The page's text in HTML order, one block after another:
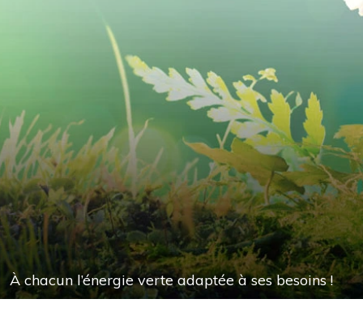
À chacun l’énergie verte adaptée à ses besoins !